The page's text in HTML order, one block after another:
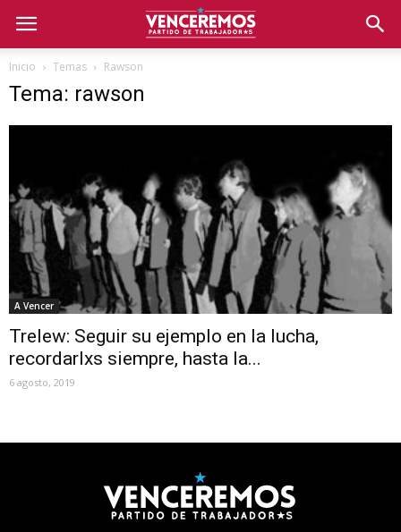
Inicio Temas Rawson
Tema: rawson
A Vencer
Trelew: Seguir su ejemplo en la lucha,
recordarlxs siempre, hasta la...
6 agosto, 2019